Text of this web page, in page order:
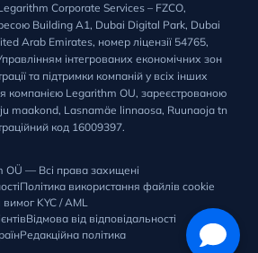
Corporate Services – FZCO,
Building A1, Dubai Digital Park, Dubai
Arab Emirates, номер ліцензії 54765,
інтегрованих економічних зон
та підтримки компаній у всіх інших
компанією Legarithm OU, зареєстрованою
maakond, Lasnamäe linnaosa, Ruunaoja tn
код 16009397.
— Всі права захищені
Політика використання файлів cookie
KYC / AML
Відмова від відповідальності
Редакційна політика